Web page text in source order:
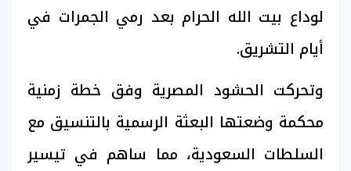
لوداع بيت الله الحرام بعد رمي الجمرات في
أيام التشريق.
وتحركت الحشود المصرية وفق خطة زمنية
محكمة وضعتها البعثة الرسمية بالتنسيق مع
السلطات السعودية، مما ساهم في تيسير